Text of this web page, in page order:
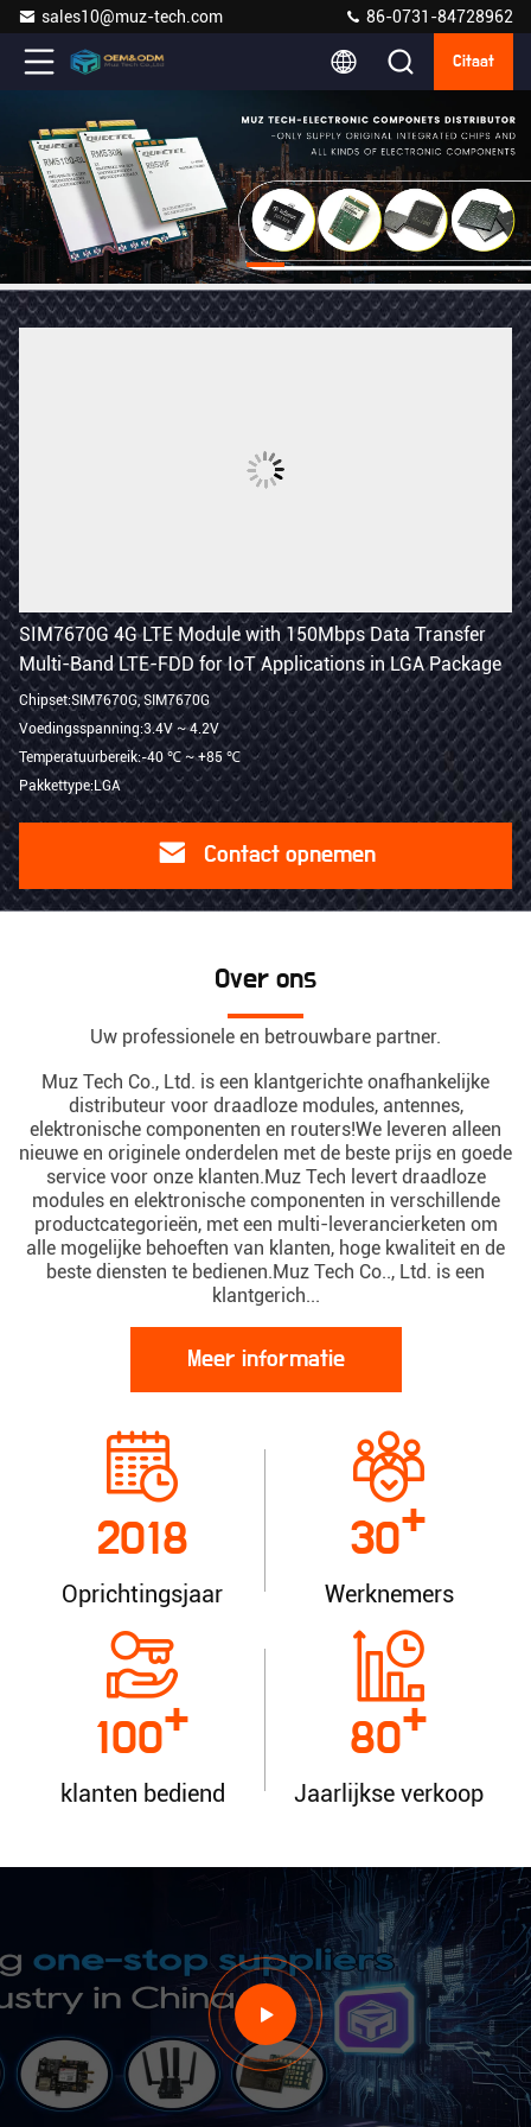
sales10@muz-tech.com 86-0731-84728962
Citaat
SIM7670G 4G LTE Module with 150Mbps Data Transfer
Multi-Band LTE-FDD for IoT Applications in LGA Package
Chipset:SIM7670G, SIM7670G
Voedingsspanning:3.4V ~ 4.2V
Temperatuurbereik:-40 ℃ ~ +85 ℃
Pakkettype:LGA
Contact opnemen
Over ons
Uw professionele en betrouwbare partner.
Muz Tech Co., Ltd. is een klantgerichte onafhankelijke
distributeur voor draadloze modules, antennes,
elektronische componenten en routers!We leveren alleen
nieuwe en originele onderdelen met de beste prijs en goede
service voor onze klanten.Muz Tech levert draadloze
modules en elektronische componenten in verschillende
productcategorieën, met een multi-leverancierketen om
alle mogelijke behoeften van klanten, hoge kwaliteit en de
beste diensten te bedienen.Muz Tech Co.., Ltd. is een
klantgerich...
Meer informatie
2018
Oprichtingsjaar
30+
Werknemers
100+
klanten bediend
80+
Jaarlijkse verkoop